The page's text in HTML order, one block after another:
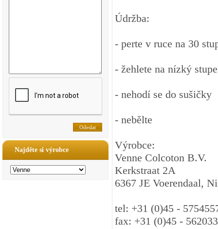
Najděte si výrobce
Údržba:
- perte v ruce na 30
- žehlete na nízký
- nehodí se do sušičky
- nebělte
Výrobce:
Venne Colcoton B.V.
Kerkstraat 2A
6367 JE Voerendaal,
tel: +31 (0)45 -
fax: +31 (0)45 -